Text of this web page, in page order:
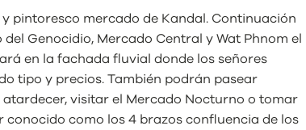
pintoresco mercado de Kandal. Continuación
Genocidio, Mercado Central y Wat Phnom el
en la fachada fluvial donde los señores
tipo y precios. También podrán pasear
visitar el Mercado Nocturno o tomar
como los 4 brazos confluencia de los